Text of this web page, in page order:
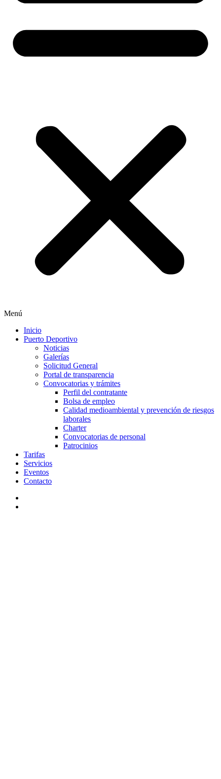
Menú
Inicio
Puerto Deportivo
Noticias
Galerías
Solicitud General
Portal de transparencia
Convocatorias y trámites
Perfil del contratante
Bolsa de empleo
Calidad medioambiental y prevención de riesgos
laborales
Charter
Convocatorias de personal
Patrocinios
Tarifas
Servicios
Eventos
Contacto